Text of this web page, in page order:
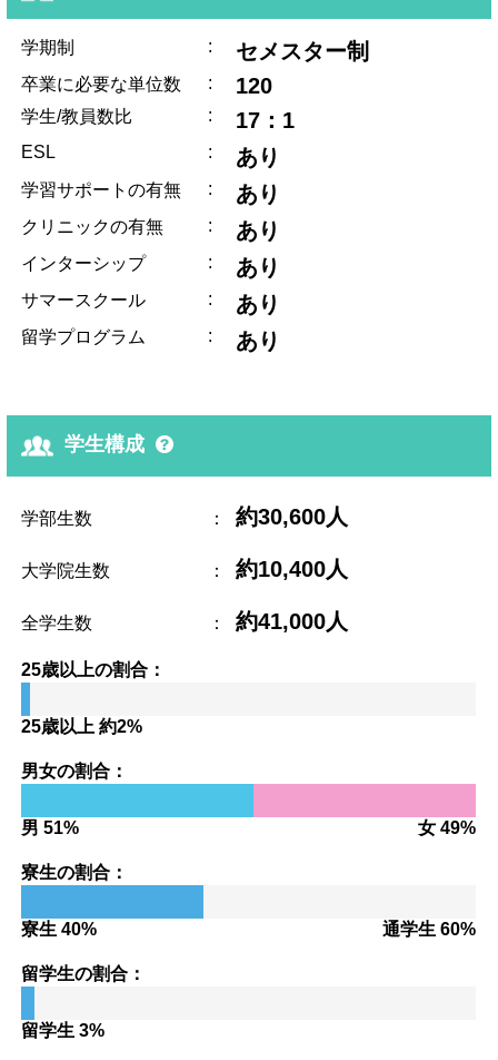
学期制 : セメスター制
卒業に必要な単位数 : 120
学生/教員数比 : 17：1
ESL : あり
学習サポートの有無 : あり
クリニックの有無 : あり
インターシップ : あり
サマースクール : あり
留学プログラム : あり
学生構成
学部生数 ： 約30,600人
大学院生数 ： 約10,400人
全学生数 ： 約41,000人
25歳以上の割合：
25歳以上 約2%
男女の割合：
男 51% 女 49%
寮生の割合：
寮生 40% 通学生 60%
留学生の割合：
留学生 3%